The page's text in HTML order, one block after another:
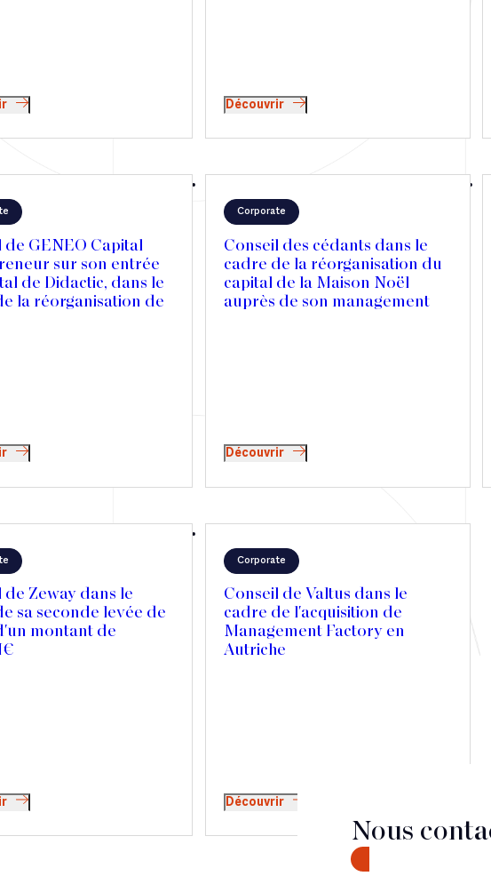
Découvrir
de GENEO Capital
sur son entrée
de Didactic, dans le
la réorganisation de
Corporate
Conseil des cédants dans le
cadre de la réorganisation du
capital de la Maison Noël
auprès de son management
Découvrir
de Zeway dans le
sa seconde levée de
montant de
Corporate
Conseil de Valtus dans le
cadre de l'acquisition de
Management Factory en
Autriche
Découvrir
Nous
CONTACT